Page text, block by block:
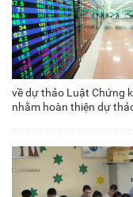
về dự thảo Luật Chứng
nhằm hoàn thiện dự